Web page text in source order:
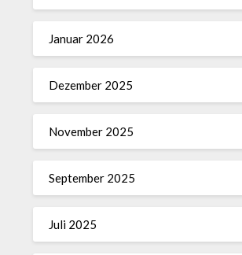
Januar 2026
Dezember 2025
November 2025
September 2025
Juli 2025